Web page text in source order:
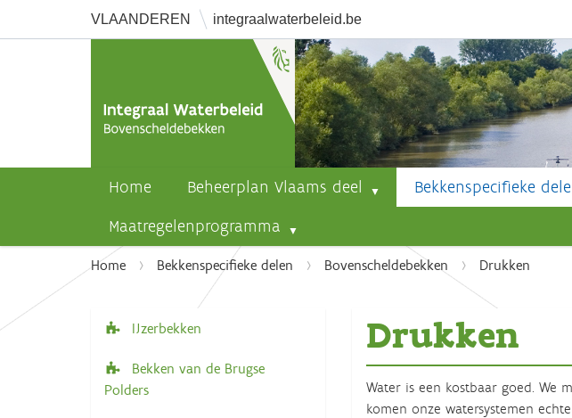
VLAANDEREN integraalwaterbeleid.be
Home Beheerplan Vlaams deel Bekkenspecifieke
Maatregelenprogramma
U
Home Bekkenspecifieke delen Bovenscheldebekken Drukken
Drukken
Water is een kostbaar goed. We
komen onze watersystemen
N
a
v
IJzerbekken
Bekken van de Brugse
Polders